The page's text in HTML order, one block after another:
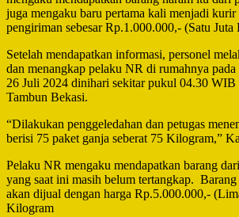
juga mengaku baru pertama kali menjadi kurir
pengiriman sebesar Rp.1.000.000,- (Satu Juta
Setelah mendapatkan informasi, personel
dan menangkap pelaku NR di rumahnya pada
26 Juli 2024 dinihari sekitar pukul 04.30 WIB
Tambun Bekasi.
“Dilakukan penggeledahan dan petugas
berisi 75 paket ganja seberat 75 Kilogram,”
Pelaku NR mengaku mendapatkan barang
yang saat ini masih belum tertangkap.
akan dijual dengan harga Rp.5.000.000,-
Kilogram